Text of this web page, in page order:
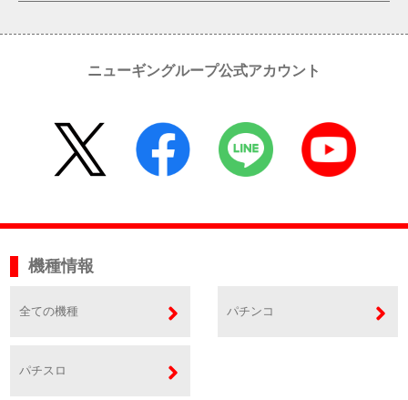
ニューギングループ公式アカウント
機種情報
全ての機種 パチンコ
パチスロ